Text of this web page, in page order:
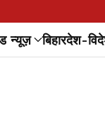
न्यूज़ बिहारदेश-